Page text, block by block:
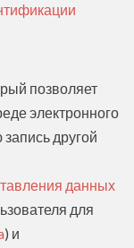
позволяет
электронного
другой
данных
для
) и